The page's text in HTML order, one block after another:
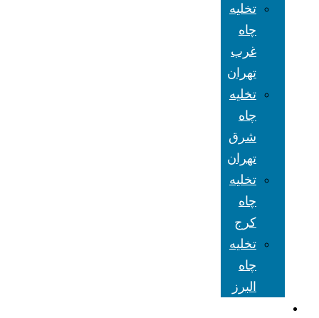
تخلیه
چاه
غرب
تهران
تخلیه
چاه
شرق
تهران
تخلیه
چاه
کرج
تخلیه
چاه
البرز